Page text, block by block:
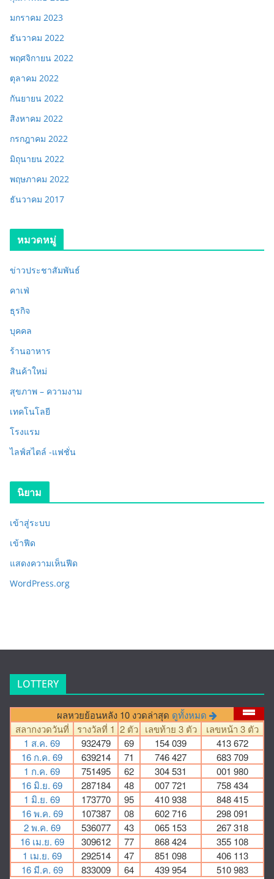
มกราคม 2023
ธันวาคม 2022
พฤศจิกายน 2022
ตุลาคม 2022
กันยายน 2022
สิงหาคม 2022
กรกฎาคม 2022
มิถุนายน 2022
พฤษภาคม 2022
ธันวาคม 2017
หมวดหมู่
ข่าวประชาสัมพันธ์
คาเฟ่
ธุรกิจ
บุคคล
ร้านอาหาร
สินค้าใหม่
สุขภาพ – ความงาม
เทคโนโลยี
โรงแรม
ไลฟ์สไตล์ -แฟชั่น
นิยาม
เข้าสู่ระบบ
เข้าฟีด
แสดงความเห็นฟีด
WordPress.org
LOTTERY